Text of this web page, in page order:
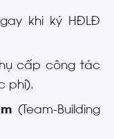
khi ký HĐLĐ
cấp công tác
phí).
(Team-Building